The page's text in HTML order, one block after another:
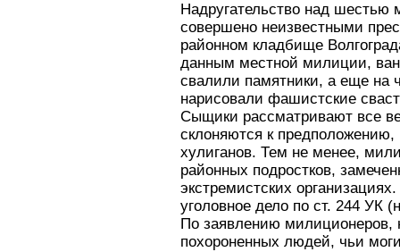
Надругательство над
совершено неизвестными
районном кладбище
данным местной милиции,
свалили памятники, а еще на
нарисовали фашистские
Сыщики рассматривают все
склоняются к предположению,
хулиганов. Тем не менее,
районных подростков,
экстремистских
уголовное дело по ст. 244 УК
По заявлению милиционеров,
похороненных людей, чьи